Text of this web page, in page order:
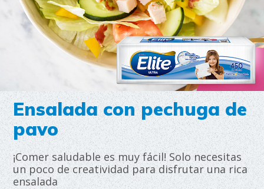
Ensalada con pechuga de
pavo
¡Comer saludable es muy fácil! Solo necesitas
un poco de creatividad para disfrutar una rica
ensalada